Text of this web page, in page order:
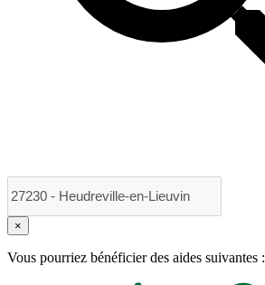
×
Vous pourriez bénéficier des aides suivantes :